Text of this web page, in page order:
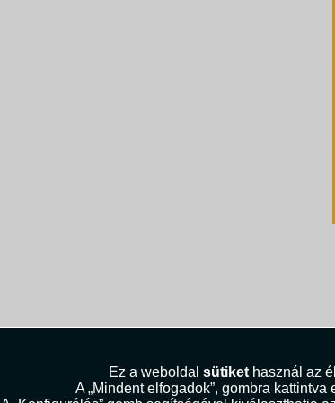
Ez a weboldal sütikethasznál az
A „Mindent elfogadok”, gombra kattintva